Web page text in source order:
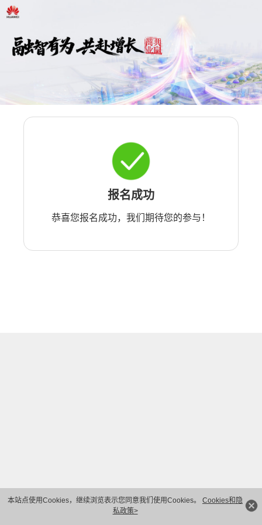
本站点使用Cookies，继续浏览表示您同意我们使用Cookies。 Cookies和隐
私政策>
报名成功
恭喜您报名成功，我们期待您的参与！